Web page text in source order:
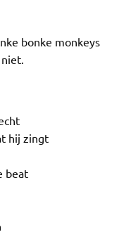
bonke monkeys
hij zingt
beat